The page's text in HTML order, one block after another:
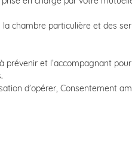
chambre particulière et des
prévenir et l’accompagnant
d’opérer, Consentement